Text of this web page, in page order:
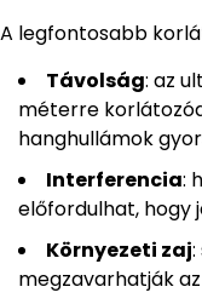
A legfontosabb
Távolság: az
méterre
hanghullámok
Interferencia:
előfordulhat, hogy
Környezeti zaj
megzavarhatják